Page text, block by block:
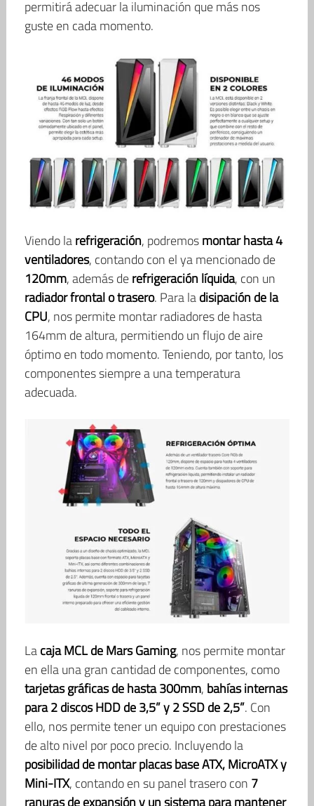
permitirá adecuar la iluminación que más nos
guste en cada momento.
Viendo larefrigeración, podremosmontar hasta 4
ventiladores, contando con el ya mencionado de
120mm, además derefrigeración líquida, con un
radiador frontal o trasero. Para ladisipación de la
CPU, nos permite montar radiadores de hasta
164mm de altura, permitiendo un flujo de aire
óptimo en todo momento. Teniendo, por tanto, los
componentes siempre a una temperatura
adecuada.
Lacaja MCL de Mars Gaming, nos permite montar
en ella una gran cantidad de componentes, como
tarjetas gráficas de hasta 300mm, bahías internas
para 2 discos HDD de 3,5” y 2 SSD de 2,5”. Con
ello, nos permite tener un equipo con prestaciones
de alto nivel por poco precio. Incluyendo la
posibilidad de montar placas base ATX, MicroATX y
Mini-ITX, contando en su panel trasero con 7
ranuras de expansión y un sistema para mantener